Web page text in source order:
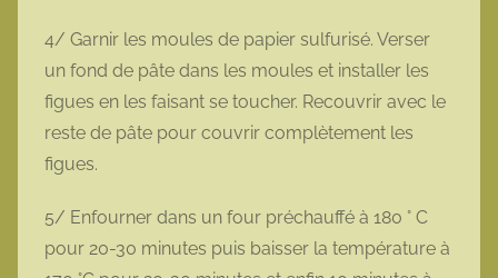
4/ Garnir les moules de papier sulfurisé. Verser
un fond de pâte dans les moules et installer les
figues en les faisant se toucher. Recouvrir avec le
reste de pâte pour couvrir complètement les
figues.
5/ Enfourner dans un four préchauffé à 180 ° C
pour 20-30 minutes puis baisser la température à